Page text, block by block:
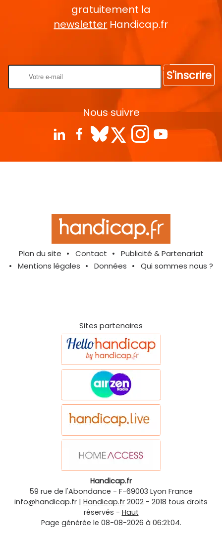
gratuitement la
newsletter Handicap.fr
S'inscrire
Nous suivre
Plan du site Contact
Publicité & Partenariat
Mentions légales
Données Qui sommes nous ?
Sites partenaires
Handicap.fr
59 rue de l'Abondance - F-69003 Lyon France
info@handicap.fr | Handicap.fr 2002 - 2018 tous droits
réservés - Haut
Page générée le 08-08-2026 à 06:21:04.